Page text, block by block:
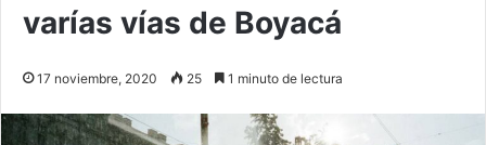
varías vías de Boyacá
17 noviembre, 2020 25 1 minuto de lectura